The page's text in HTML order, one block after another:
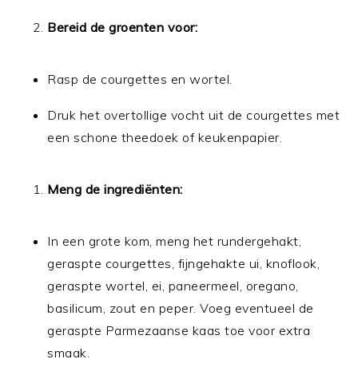
Bereid de groenten voor:
Rasp de courgettes en wortel.
Druk het overtollige vocht uit de courgettes met
een schone theedoek of keukenpapier.
Meng de ingrediënten:
In een grote kom, meng het rundergehakt,
geraspte courgettes, fijngehakte ui, knoflook,
geraspte wortel, ei, paneermeel, oregano,
basilicum, zout en peper. Voeg eventueel de
geraspte Parmezaanse kaas toe voor extra
smaak.